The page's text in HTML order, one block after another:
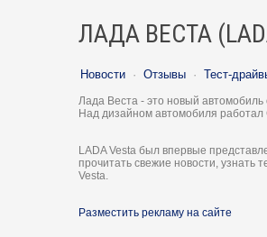
ЛАДА ВЕСТА
Новости · Отзывы · Тест-
Лада Веста - это новый
Над дизайном автомобиля
LADA Vesta был впервые
прочитать свежие новости,
Vesta.
Разместить рекламу на сайте